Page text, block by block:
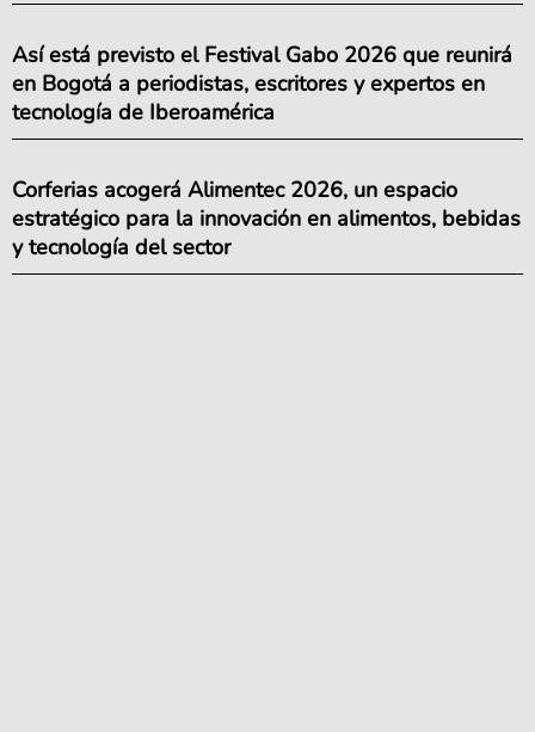
Así está previsto el Festival Gabo 2026 que reunirá
en Bogotá a periodistas, escritores y expertos en
tecnología de Iberoamérica
Corferias acogerá Alimentec 2026, un espacio
estratégico para la innovación en alimentos, bebidas
y tecnología del sector